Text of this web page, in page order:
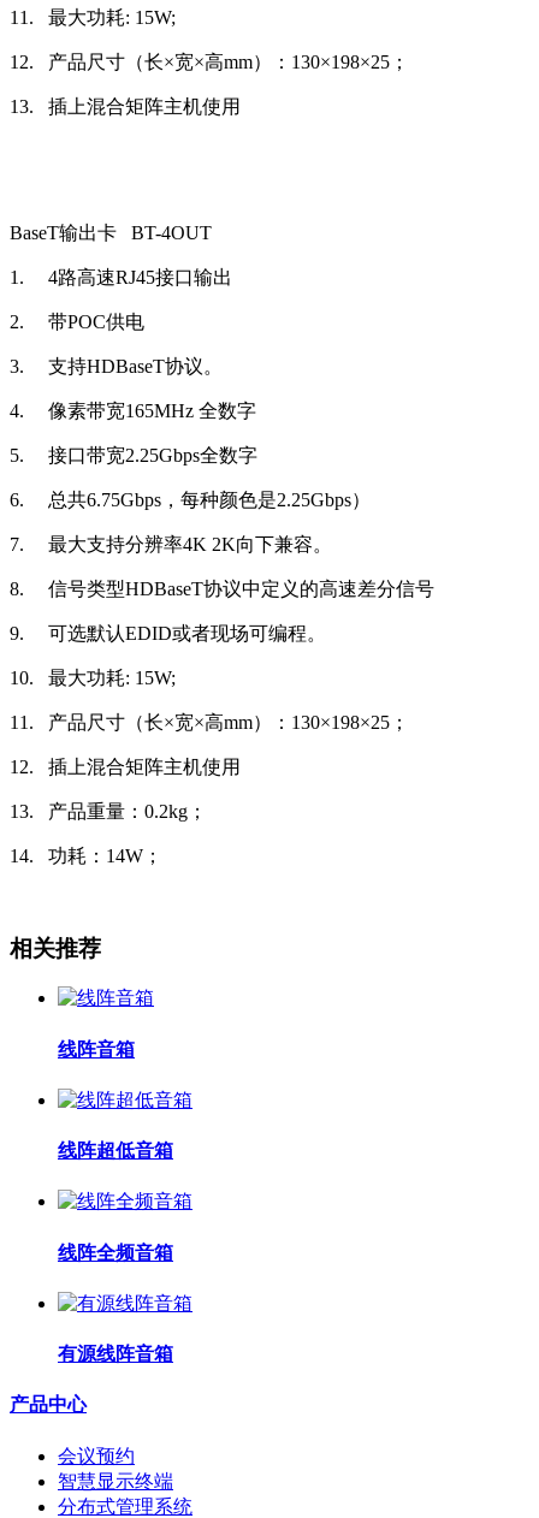
11. 最大功耗: 15W;
12. 产品尺寸（长×宽×高mm）：130×198×25；
13. 插上混合矩阵主机使用
BaseT输出卡 BT-4OUT
1. 4路高速RJ45接口输出
2. 带POC供电
3. 支持HDBaseT协议。
4. 像素带宽165MHz 全数字
5. 接口带宽2.25Gbps全数字
6. 总共6.75Gbps，每种颜色是2.25Gbps）
7. 最大支持分辨率4K 2K向下兼容。
8. 信号类型HDBaseT协议中定义的高速差分信号
9. 可选默认EDID或者现场可编程。
10. 最大功耗: 15W;
11. 产品尺寸（长×宽×高mm）：130×198×25；
12. 插上混合矩阵主机使用
13. 产品重量：0.2kg；
14. 功耗：14W；
相关推荐
线阵音箱
线阵超低音箱
线阵全频音箱
有源线阵音箱
产品中心
会议预约
智慧显示终端
分布式管理系统